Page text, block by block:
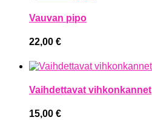
Vauvan pipo
22,00 €
Vaihdettavat vihkonkannet
15,00 €